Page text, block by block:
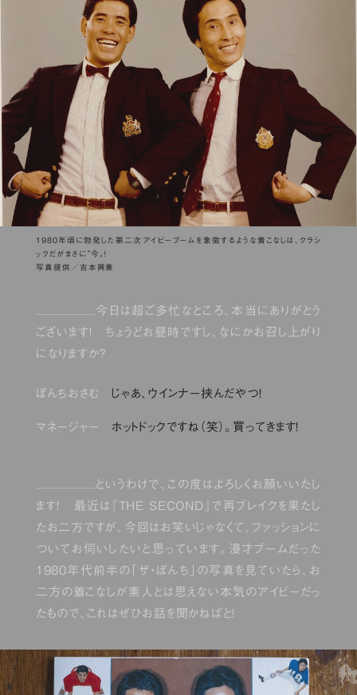
1980年頃に勃発した第二次アイビーブームを象徴するような着こなしは、クラシ
ックだがまさに〝今〟！
写真提供／吉本興業
今日は超ご多忙なところ、本当にありがとう
ございます！ ちょうどお昼時ですし、なにかお召し上がり
になりますか？
ぼんちおさむ じゃあ、ウインナー挟んだやつ！
マネージャー ホットドックですね（笑）。買ってきます！
というわけで、この度はよろしくお願いいたし
ます！ 最近は『THE SECOND』で再ブレイクを果たし
たお二方ですが、今回はお笑いじゃなくて、ファッションに
ついてお伺いしたいと思っています。漫才ブームだった
1980年代前半の「ザ・ぼんち」の写真を見ていたら、お
二方の着こなしが素人とは思えない本気のアイビーだっ
たもので、これはぜひお話を聞かねばと！